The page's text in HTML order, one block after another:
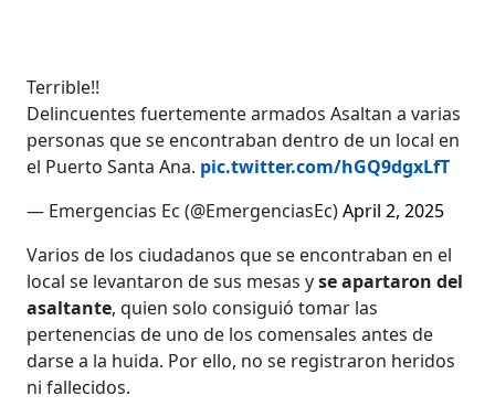
Terrible!!
Delincuentes fuertemente armados Asaltan a varias
personas que se encontraban dentro de un local en
el Puerto Santa Ana. pic.twitter.com/hGQ9dgxLfT
— Emergencias Ec (@EmergenciasEc)April 2, 2025
Varios de los ciudadanos que se encontraban en el
local se levantaron de sus mesas yse apartaron del
asaltante, quien solo consiguió tomar las
pertenencias de uno de los comensales antes de
darse a la huida. Por ello, no se registraron heridos
ni fallecidos.